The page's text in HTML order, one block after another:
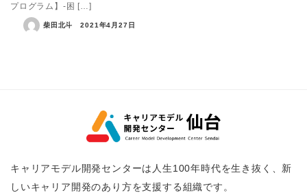
プログラム】-困 […]
柴田北斗 2021年4月27日
キャリアモデル開発センターは人生100年時代を生き抜く、新
しいキャリア開発のあり方を支援する組織です。